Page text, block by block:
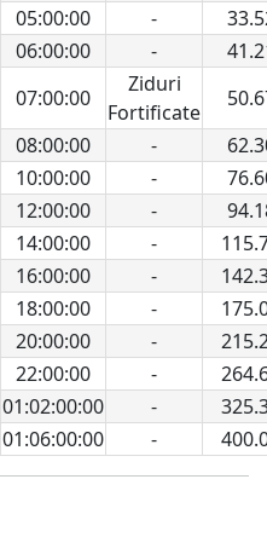
05:00:00 -
06:00:00 -
07:00:00
Ziduri
Fortificate
08:00:00 -
10:00:00 -
12:00:00 -
14:00:00 -
16:00:00 -
18:00:00 -
20:00:00 -
22:00:00 -
01:02:00:00 -
01:06:00:00 -